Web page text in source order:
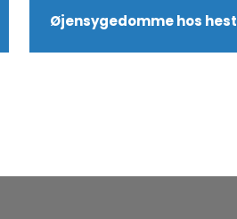
Øjensygedomme hos hest